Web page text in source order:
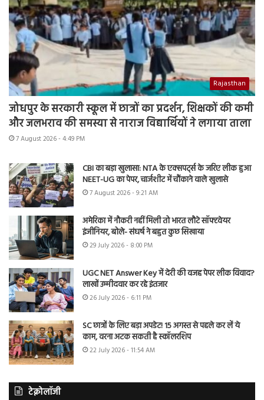
Rajasthan
जोधपुर के सरकारी स्कूल में छात्रों का प्रदर्शन, शिक्षकों की कमी
और जलभराव की समस्या से नाराज विद्यार्थियों ने लगाया ताला
7 August 2026 - 4:49 PM
CBI का बड़ा खुलासा: NTA के एक्सपर्ट्स के जरिए लीक हुआ
NEET-UG का पेपर, चार्जशीट में चौंकाने वाले खुलासे
7 August 2026 - 9:21 AM
अमेरिका में नौकरी नहीं मिली तो भारत लौटे सॉफ्टवेयर
इंजीनियर, बोले- संघर्ष ने बहुत कुछ सिखाया
29 July 2026 - 8:00 PM
UGC NET Answer Key में देरी की वजह पेपर लीक विवाद?
लाखों उम्मीदवार कर रहे इंतजार
26 July 2026 - 6:11 PM
SC छात्रों के लिए बड़ा अपडेट! 15 अगस्त से पहले कर लें ये
काम, वरना अटक सकती है स्कॉलरशिप
22 July 2026 - 11:54 AM
टेक्नोलॉजी